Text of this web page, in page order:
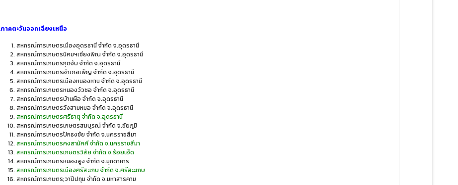
ภาคตะวันออกเฉียงเหนือ
สหกรณ์การเกษตรเมืองอุดรธานี จำกัด จ.อุดรธานี
สหกรณ์การเกษตรนิคมฯเชียงพิณ จำกัด จ.อุดรธานี
สหกรณ์การเกษตรกุดจับ จำกัด จ.อุดรธานี
สหกรณ์การเกษตรอำเภอเพ็ญ จำกัด จ.อุดรธานี
สหกรณ์การเกษตรเมืองหนองหาน จำกัด จ.อุดรธานี
สหกรณ์การเกษตรหนองวัวซอ จำกัด จ.อุดรธานี
สหกรณ์การเกษตรบ้านผือ จำกัด จ.อุดรธานี
สหกรณ์การเกษตรวังสามหมอ จำกัด จ.อุดรธานี
สหกรณ์การเกษตรศรีธาตุ จำกัด จ.อุดรธานี
สหกรณ์การเกษตรเกษตรสมบูรณ์ จำกัด จ.ชัยภูมิ
สหกรณ์การเกษตรปักธงชัย จำกัด จ.นครราชสีมา
สหกรณ์การเกษตรคงสามัคคี จำกัด จ.นครราชสีมา
สหกรณ์การเกษตรเกษตรวิสัย จำกัด จ.ร้อยเอ็ด
สหกรณ์การเกษตรหนองสูง จำกัด จ.มุกดาหาร
สหกรณ์การเกษตรเมืองศรีสะเกษ จำกัด จ.ศรีสะะเกษ
สหกรณ์การเกษตร;วาปีปทุม จำกัด จ.มหาสารคาม